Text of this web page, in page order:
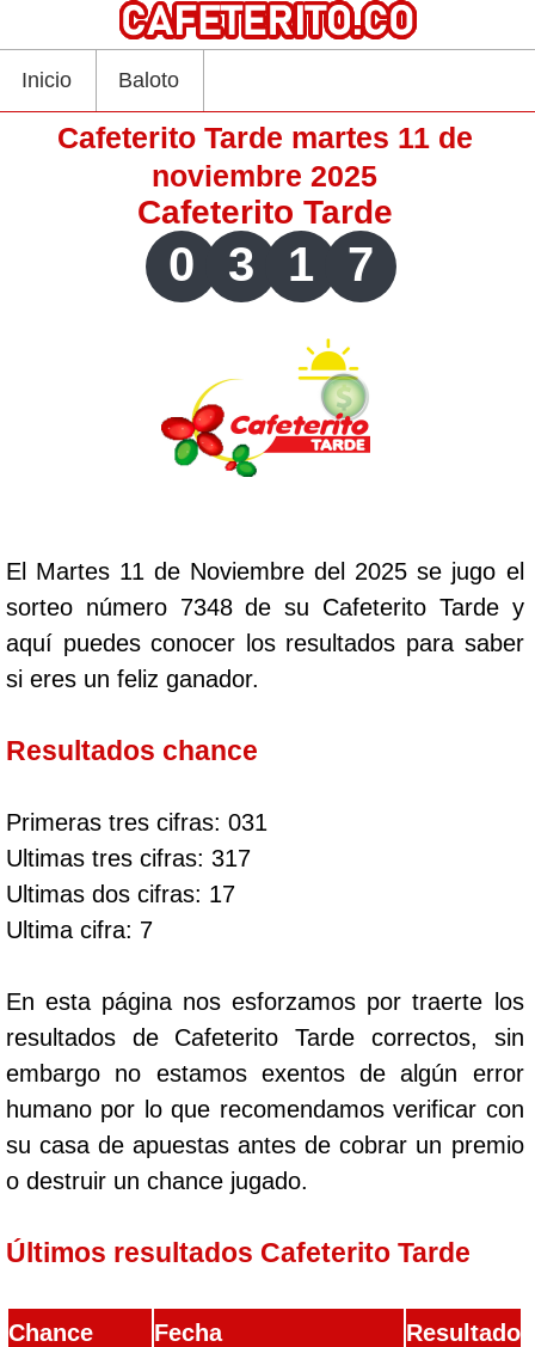
Inicio Baloto
Cafeterito Tarde martes 11 de
noviembre 2025
Cafeterito Tarde
0 3 1 7
El Martes 11 de Noviembre del 2025 se jugo el
sorteo número 7348 de su Cafeterito Tarde y
aquí puedes conocer los resultados para saber
si eres un feliz ganador.
Resultados chance
Primeras tres cifras: 031
Ultimas tres cifras: 317
Ultimas dos cifras: 17
Ultima cifra: 7
En esta página nos esforzamos por traerte los
resultados de Cafeterito Tarde correctos, sin
embargo no estamos exentos de algún error
humano por lo que recomendamos verificar con
su casa de apuestas antes de cobrar un premio
o destruir un chance jugado.
Últimos resultados Cafeterito Tarde
Chance Fecha
Resultado